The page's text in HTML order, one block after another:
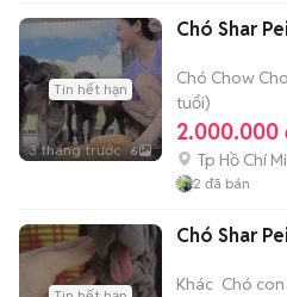
Tin hết hạn
3 tháng trước 6
Chó Shar
Chó Chow
tuổi)
2.000.000
Tp Hồ Chí
2 đã bán
Chó Shar
Khác Chó